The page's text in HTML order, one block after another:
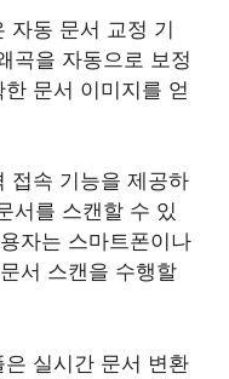
자동 문서 교정 기
곡을 자동으로 보정
문서 이미지를 얻
접속 기능을 제공하
서를 스캔할 수 있
자는 스마트폰이나
서 스캔을 수행할
실시간 문서 변환